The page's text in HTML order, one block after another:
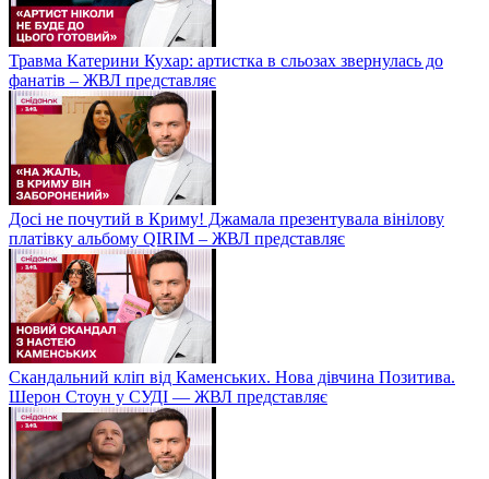
Травма Катерини Кухар: артистка в сльозах звернулась до
фанатів – ЖВЛ представляє
Досі не почутий в Криму! Джамала презентувала вінілову
платівку альбому QIRIM – ЖВЛ представляє
Скандальний кліп від Каменських. Нова дівчина Позитива.
Шерон Стоун у СУДІ — ЖВЛ представляє